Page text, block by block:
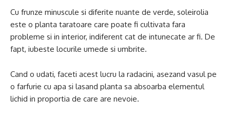
Cu frunze minuscule si diferite nuante de verde, soleirolia
este o planta taratoare care poate fi cultivata fara
probleme si in interior, indiferent cat de intunecate ar fi. De
fapt, iubeste locurile umede si umbrite.
Cand o udati, faceti acest lucru la radacini, asezand vasul pe
o farfurie cu apa si lasand planta sa absoarba elementul
lichid in proportia de care are nevoie.